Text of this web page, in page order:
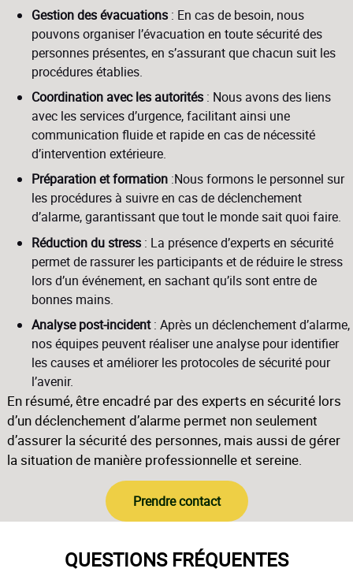
Gestion des évacuations : En cas de besoin, nous
pouvons organiser l’évacuation en toute sécurité des
personnes présentes, en s’assurant que chacun suit les
procédures établies.
Coordination avec les autorités : Nous avons des liens
avec les services d’urgence, facilitant ainsi une
communication fluide et rapide en cas de nécessité
d’intervention extérieure.
Préparation et formation :Nous formons le personnel sur
les procédures à suivre en cas de déclenchement
d’alarme, garantissant que tout le monde sait quoi faire.
Réduction du stress : La présence d’experts en sécurité
permet de rassurer les participants et de réduire le stress
lors d’un événement, en sachant qu’ils sont entre de
bonnes mains.
Analyse post-incident: Après un déclenchement d’alarme,
nos équipes peuvent réaliser une analyse pour identifier
les causes et améliorer les protocoles de sécurité pour
l’avenir.
En résumé, être encadré par des experts en sécurité lors
d’un déclenchement d’alarme permet non seulement
d’assurer la sécurité des personnes, mais aussi de gérer
la situation de manière professionnelle et sereine.
Prendre contact
QUESTIONS FRÉQUENTES